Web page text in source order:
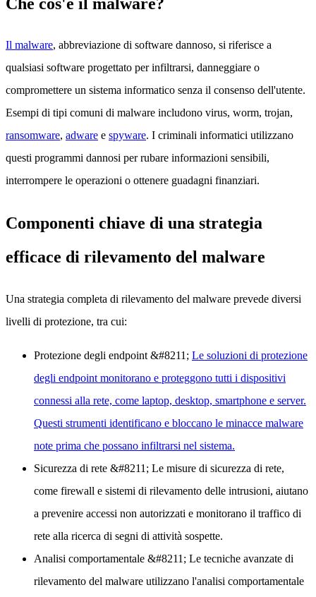
Il malware, abbreviazione di software dannoso, si riferisce a
qualsiasi software progettato per infiltrarsi, danneggiare o
compromettere un sistema informatico senza il consenso dell'utente.
Esempi di tipi comuni di malware includono virus, worm, trojan,
ransomware, adware e spyware. I criminali informatici utilizzano
questi programmi dannosi per rubare informazioni sensibili,
interrompere le operazioni o ottenere guadagni finanziari.
Componenti chiave di una strategia
efficace di rilevamento del malware
Una strategia completa di rilevamento del malware prevede diversi
livelli di protezione, tra cui:
Protezione degli endpoint &#8211; Le soluzioni di protezione
degli endpoint monitorano e proteggono tutti i dispositivi
connessi alla rete, come laptop, desktop, smartphone e server.
Questi strumenti identificano e bloccano le minacce malware
note prima che possano infiltrarsi nel sistema.
Sicurezza di rete &#8211; Le misure di sicurezza di rete,
come firewall e sistemi di rilevamento delle intrusioni, aiutano
a prevenire accessi non autorizzati e monitorano il traffico di
rete alla ricerca di segni di attività sospette.
Analisi comportamentale &#8211; Le tecniche avanzate di
rilevamento del malware utilizzano l'analisi comportamentale